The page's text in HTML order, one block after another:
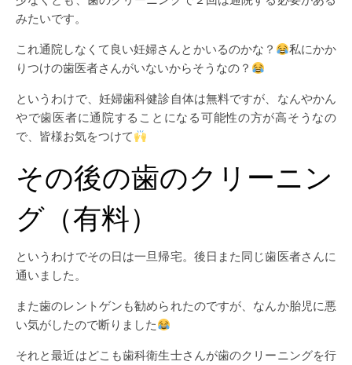
みたいです。
これ通院しなくて良い妊婦さんとかいるのかな？
私にかか
りつけの歯医者さんがいないからそうなの？
というわけで、妊婦歯科健診自体は無料ですが、なんやかん
やで歯医者に通院することになる可能性の方が高そうなの
で、皆様お気をつけて
その後の歯のクリーニン
グ（有料）
というわけでその日は一旦帰宅。後日また同じ歯医者さんに
通いました。
また歯のレントゲンも勧められたのですが、なんか胎児に悪
い気がしたので断りました
それと最近はどこも歯科衛生士さんが歯のクリーニングを行